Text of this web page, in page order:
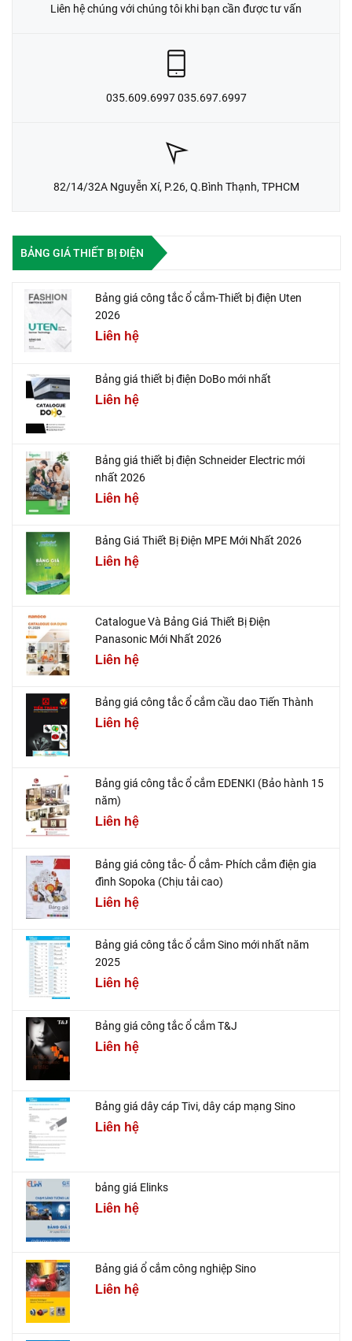
Liên hệ chúng với chúng tôi khi bạn cần được tư vấn
035.609.6997 035.697.6997
82/14/32A Nguyễn Xí, P.26, Q.Bình Thạnh, TPHCM
BẢNG GIÁ THIẾT BỊ ĐIỆN
Bảng giá công tắc ổ cắm-Thiết bị điện Uten
2026
Liên hệ
Bảng giá thiết bị điện DoBo mới nhất
Liên hệ
Bảng giá thiết bị điện Schneider Electric mới
nhất 2026
Liên hệ
Bảng Giá Thiết Bị Điện MPE Mới Nhất 2026
Liên hệ
Catalogue Và Bảng Giá Thiết Bị Điện
Panasonic Mới Nhất 2026
Liên hệ
Bảng giá công tắc ổ cắm cầu dao Tiến Thành
Liên hệ
Bảng giá công tắc ổ cắm EDENKI (Bảo hành 15
năm)
Liên hệ
Bảng giá công tắc- Ổ cắm- Phích cắm điện gia
đình Sopoka (Chịu tải cao)
Liên hệ
Bảng giá công tắc ổ cắm Sino mới nhất năm
2025
Liên hệ
Bảng giá công tắc ổ cắm T&J
Liên hệ
Bảng giá dây cáp Tivi, dây cáp mạng Sino
Liên hệ
bảng giá Elinks
Liên hệ
Bảng giá ổ cắm công nghiệp Sino
Liên hệ